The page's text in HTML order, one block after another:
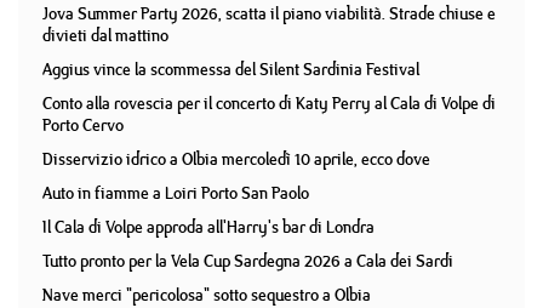
Jova Summer Party 2026, scatta il piano viabilità. Strade chiuse e
divieti dal mattino
Aggius vince la scommessa del Silent Sardinia Festival
Conto alla rovescia per il concerto di Katy Perry al Cala di Volpe di
Porto Cervo
Disservizio idrico a Olbia mercoledì 10 aprile, ecco dove
Auto in fiamme a Loiri Porto San Paolo
Il Cala di Volpe approda all'Harry's bar di Londra
Tutto pronto per la Vela Cup Sardegna 2026 a Cala dei Sardi
Nave merci "pericolosa" sotto sequestro a Olbia